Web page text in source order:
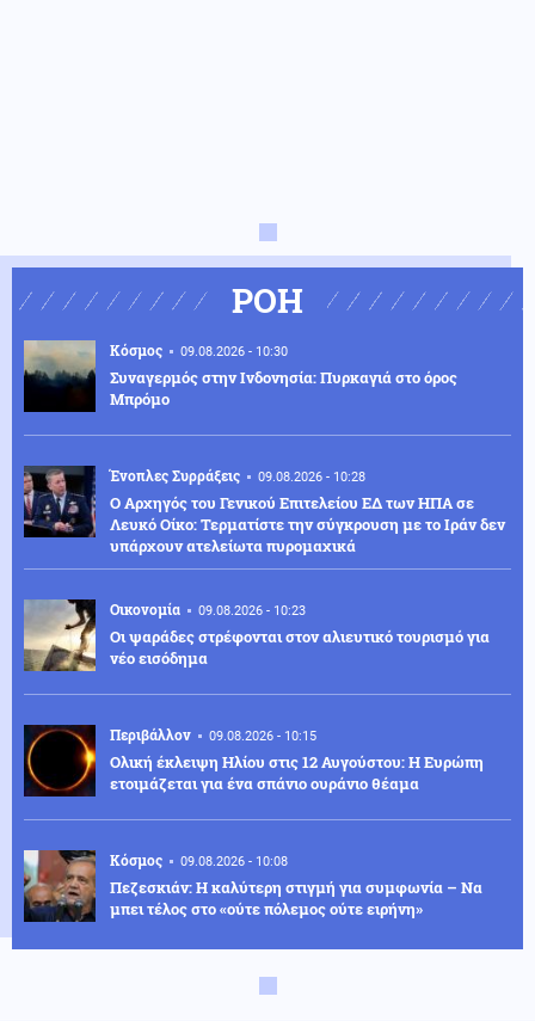
ΡΟΗ
Κόσμος 09.08.2026 - 10:30
Συναγερμός στην Ινδονησία: Πυρκαγιά στο όρος
Μπρόμο
Ένοπλες Συρράξεις 09.08.2026 - 10:28
Ο Αρχηγός του Γενικού Επιτελείου ΕΔ των ΗΠΑ σε
Λευκό Οίκο: Τερματίστε την σύγκρουση με το Ιράν δεν
υπάρχουν ατελείωτα πυρομαχικά
Οικονομία 09.08.2026 - 10:23
Οι ψαράδες στρέφονται στον αλιευτικό τουρισμό για
νέο εισόδημα
Περιβάλλον 09.08.2026 - 10:15
Ολική έκλειψη Ηλίου στις 12 Αυγούστου: Η Ευρώπη
ετοιμάζεται για ένα σπάνιο ουράνιο θέαμα
Κόσμος 09.08.2026 - 10:08
Πεζεσκιάν: Η καλύτερη στιγμή για συμφωνία – Να
μπει τέλος στο «ούτε πόλεμος ούτε ειρήνη»